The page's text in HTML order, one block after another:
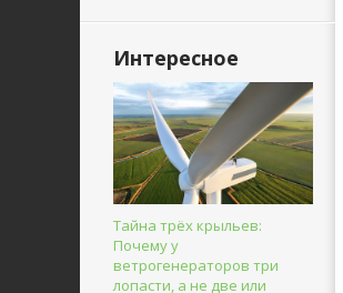
Интересное
Тайна трёх крыльев:
Почему у
ветрогенераторов три
лопасти, а не две или